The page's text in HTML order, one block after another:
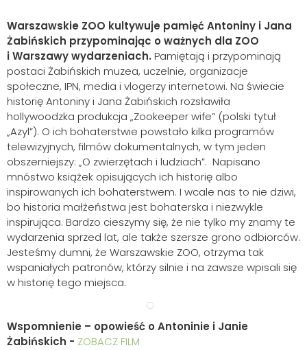
Warszawskie ZOO kultywuje pamięć Antoniny i Jana
Żabińskich przypominając o ważnych dla ZOO
i Warszawy wydarzeniach. Pamiętają i przypominają
postaci Żabińskich muzea, uczelnie, organizacje
społeczne, IPN, media i vlogerzy internetowi. Na świecie
historię Antoniny i Jana Żabińskich rozsławiła
hollywoodzka produkcja „Zookeeper wife” (polski tytuł
„Azyl”). O ich bohaterstwie powstało kilka programów
telewizyjnych, filmów dokumentalnych, w tym jeden
obszerniejszy: „O zwierzętach i ludziach”. Napisano
mnóstwo książek opisujących ich historię albo
inspirowanych ich bohaterstwem. I wcale nas to nie dziwi,
bo historia małżeństwa jest bohaterska i niezwykle
inspirująca. Bardzo cieszymy się, że nie tylko my znamy te
wydarzenia sprzed lat, ale także szersze grono odbiorców.
Jesteśmy dumni, że Warszawskie ZOO, otrzyma tak
wspaniałych patronów, którzy silnie i na zawsze wpisali się
w historię tego miejsca.
Wspomnienie – opowieść o Antoninie i Janie
Żabińskich - ZOBACZ FILM